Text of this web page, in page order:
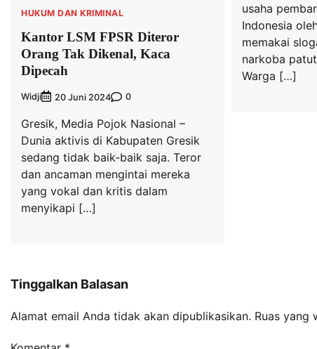
HUKUM DAN KRIMINAL
Kantor LSM FPSR Diteror
Orang Tak Dikenal, Kaca
Dipecah
Widji 20 Juni 2024 0
Gresik, Media Pojok Nasional –
Dunia aktivis di Kabupaten Gresik
sedang tidak baik-baik saja. Teror
dan ancaman mengintai mereka
yang vokal dan kritis dalam
menyikapi […]
usaha
Indonesia
memakai
narkoba
Warga […]
Tinggalkan Balasan
Alamat email Anda tidak akan dipublikasikan. Ruas yang